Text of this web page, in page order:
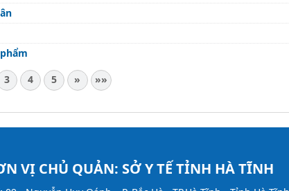
3 4 5 » »»
VỊ CHỦ QUẢN: SỞ Y TẾ TỈNH HÀ TĨNH